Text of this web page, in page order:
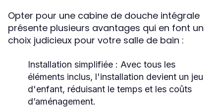
Opter pour une cabine de douche intégrale
présente plusieurs avantages qui en font un
choix judicieux pour votre salle de bain :
Installation simplifiée : Avec tous les
éléments inclus, l'installation devient un jeu
d'enfant, réduisant le temps et les coûts
d’aménagement.